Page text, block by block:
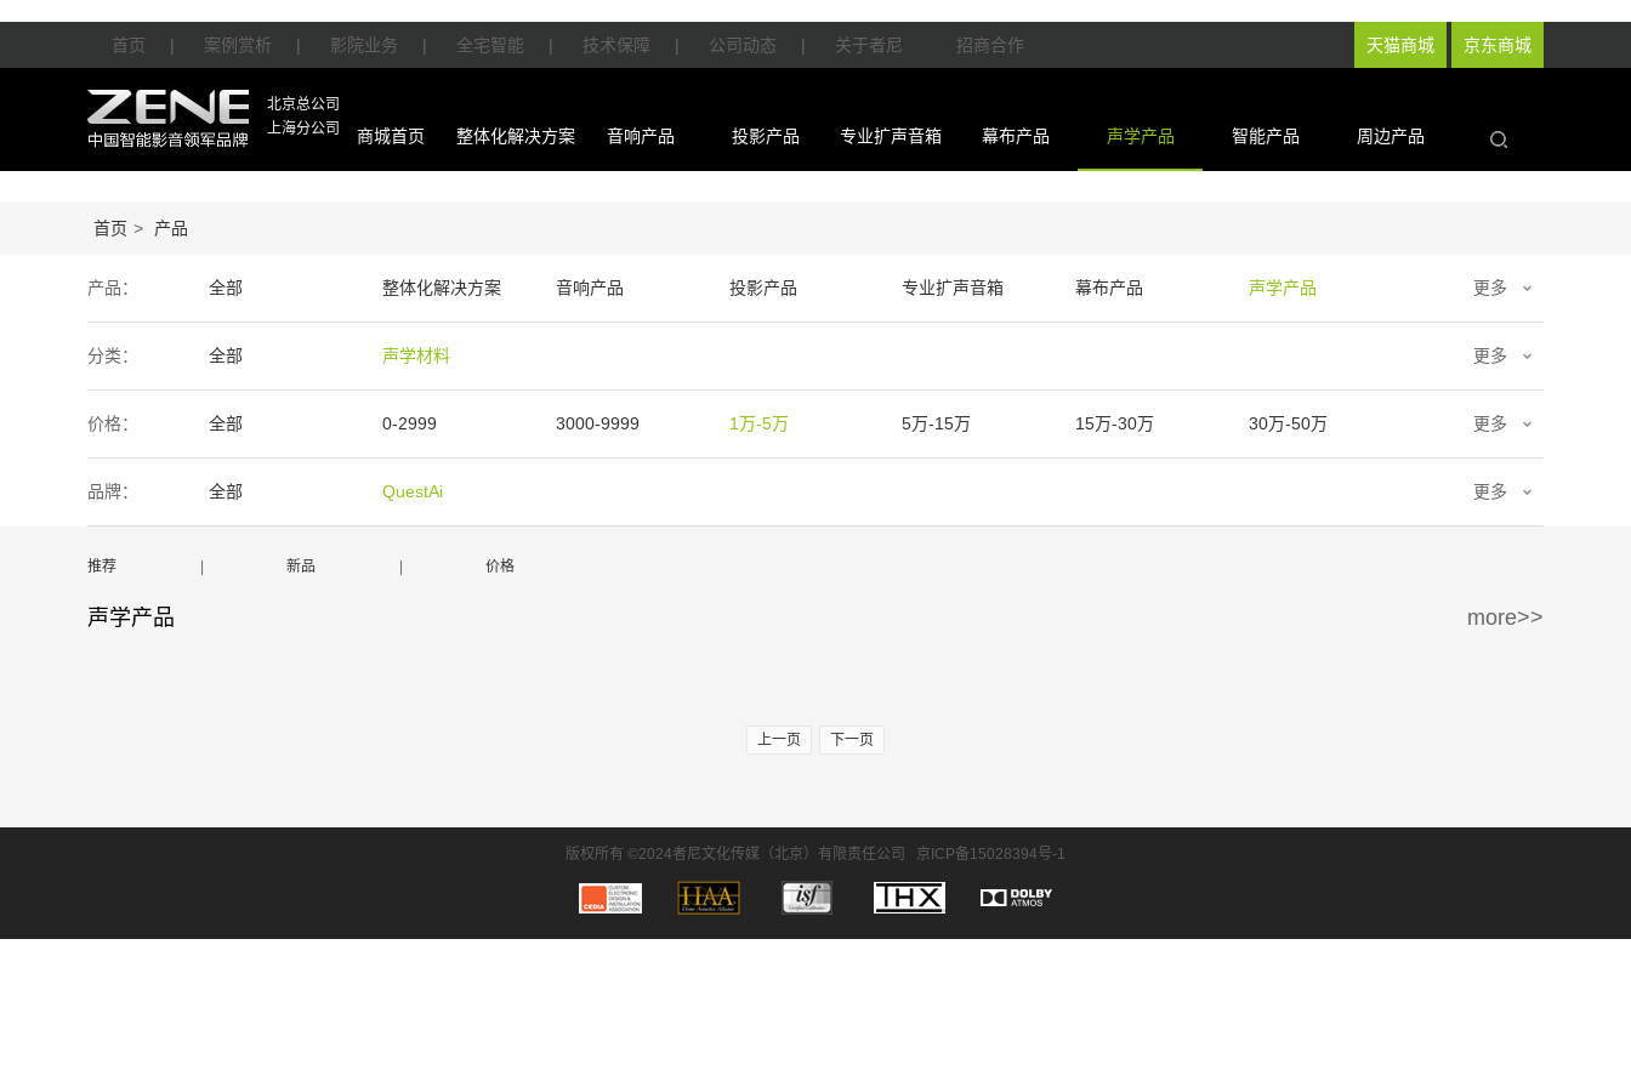
天猫商城 京东商城
首页 | 案例赏析 | 影院业务 | 全宅智能 | 技术保障 | 公司动态 | 关于者尼 招商合作
北京总公司
上海分公司
商城首页 整体化解决方案 音响产品 投影产品 专业扩声音箱 幕布产品 声学产品 智能产品 周边产品
首页 > 产品
产品： 全部 整体化解决方案 音响产品 投影产品 专业扩声音箱 幕布产品 声学产品
智能产品 周边产品
更多
分类： 全部 声学材料 更多
价格： 全部 0-2999 3000-9999 1万-5万 5万-15万 15万-30万 30万-50万
50万-100万 100万以上
更多
品牌： 全部 QuestAi 更多
推荐 新品 价格
声学产品 more>>
上一页 下一页
版权所有 ©2024者尼文化传媒（北京）有限责任公司 京ICP备15028394号-1